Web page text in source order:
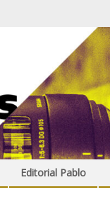
Editorial Pablo